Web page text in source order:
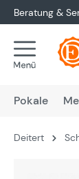
Zur
Beratung &
Pokale
Deitert